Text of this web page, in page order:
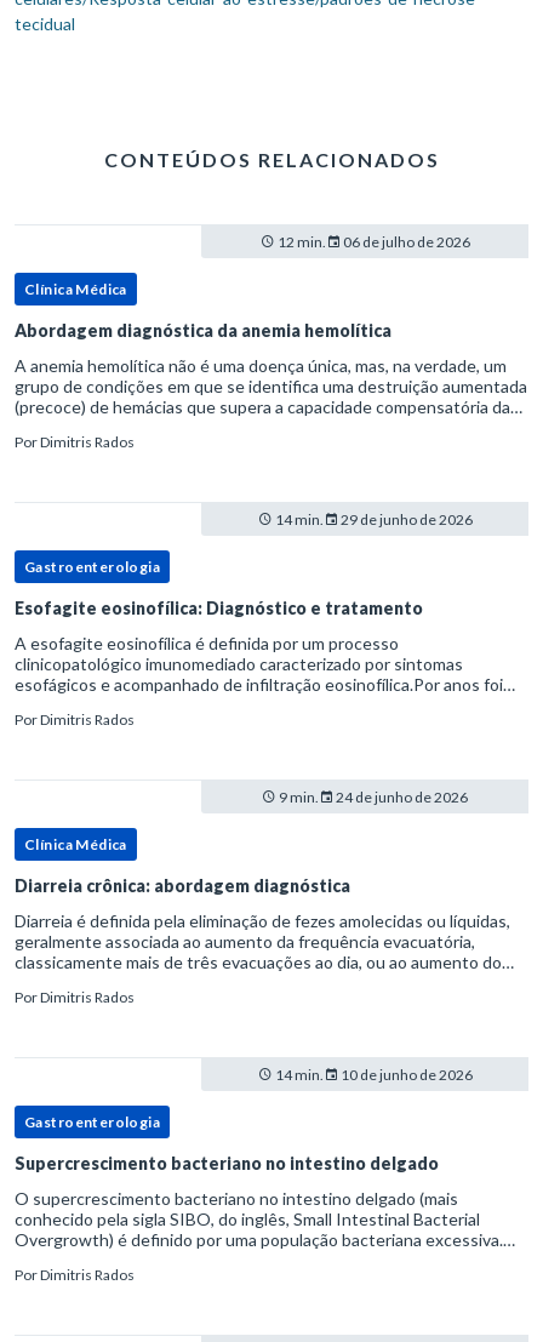
tecidual
CONTEÚDOS RELACIONADOS
12 min. 06 de julho de 2026
Clínica Médica
Abordagem diagnóstica da anemia hemolítica
A anemia hemolítica não é uma doença única, mas, na verdade, um
grupo de condições em que se identifica uma destruição aumentada
(precoce) de hemácias que supera a capacidade compensatória da
PorDimitris Rados
14 min. 29 de junho de 2026
Gastroenterologia
Esofagite eosinofílica: Diagnóstico e tratamento
A esofagite eosinofílica é definida por um processo
clinicopatológico imunomediado caracterizado por sintomas
esofágicos e acompanhado de infiltração eosinofílica.Por anos foi
refluxo gastr
PorDimitris Rados
9 min. 24 de junho de 2026
Clínica Médica
Diarreia crônica: abordagem diagnóstica
Diarreia é definida pela eliminação de fezes amolecidas ou líquidas,
geralmente associada ao aumento da frequência evacuatória,
classicamente mais de três evacuações ao dia, ou ao aumento do
PorDimitris Rados
14 min. 10 de junho de 2026
Gastroenterologia
Supercrescimento bacteriano no intestino delgado
O supercrescimento bacteriano no intestino delgado (mais
conhecido pela sigla SIBO, do inglês, Small Intestinal Bacterial
Overgrowth) é definido por uma população bacteriana excessiva.
PorDimitris Rados